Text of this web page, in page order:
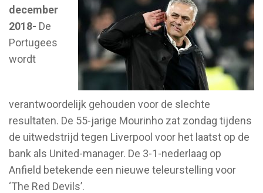
december
2018- De
Portugees
wordt
verantwoordelijk gehouden voor de slechte
resultaten. De 55-jarige Mourinho zat zondag tijdens
de uitwedstrijd tegen Liverpool voor het laatst op de
bank als United-manager. De 3-1-nederlaag op
Anfield betekende een nieuwe teleurstelling voor
‘The Red Devils’.